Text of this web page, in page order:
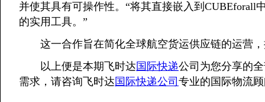
并使其具有可操作性。“将其直接嵌入到CUBEforall
的实用工具。”
这一合作旨在简化全球航空货运供应链的运营，
以上便是本期飞时达 国际快递公司为您分享的
需求，请咨询飞时达 国际快递公司 专业的国际物流